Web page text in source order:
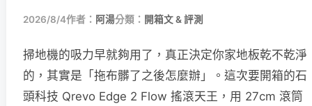
2026/8/4作者： 阿湯分類： 開箱文 & 評測
掃地機的吸力早就夠用了，真正決定你家地板乾不乾淨
的，其實是「拖布髒了之後怎麼辦」。這次要開箱的石
頭科技 Qrevo Edge 2 Flow 搖滾天王，用 27cm 滾筒